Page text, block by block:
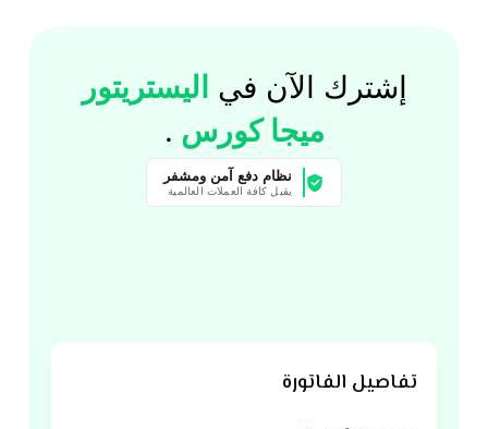
إشترك الآن في اليستريتور
ميجا كورس .
نظام دفع آمن ومشفر
يقبل كافة العملات العالمية
تفاصيل الفاتورة